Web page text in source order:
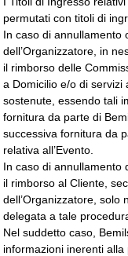
permutati con titoli di
In caso di annullamento
dell’Organizzatore, in
il rimborso delle
a Domicilio e/o di servizi
sostenute, essendo tali
fornitura da parte di
successiva fornitura da
relativa all’Evento.
In caso di annullamento
il rimborso al Cliente,
dell’Organizzatore, solo
delegata a tale
Nel suddetto caso,
informazioni inerenti